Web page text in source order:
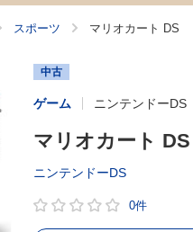
スポーツ マリオカート DS
中古
ゲーム ニンテンドーDS
マリオカート DS
ニンテンドーDS
0件